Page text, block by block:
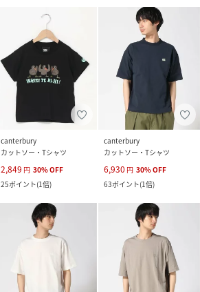
canterbury
カットソー・Tシャツ
2,849 円 30%OFF
25ポイント(1倍)
canterbury
カットソー・Tシャツ
6,930 円 30%OFF
63ポイント(1倍)